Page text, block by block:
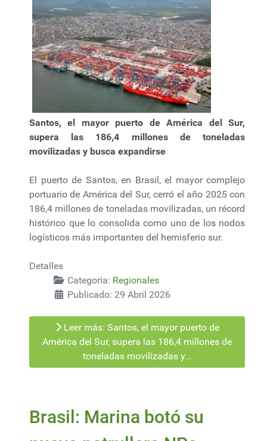
Santos, el mayor puerto de América del Sur,
supera las 186,4 millones de toneladas
movilizadas y busca expandirse
El puerto de Santos, en Brasil, el mayor complejo
portuario de América del Sur, cerró el año 2025 con
186,4 millones de toneladas movilizadas, un récord
histórico que lo consolida como uno de los nodos
logísticos más importantes del hemisferio sur.
Detalles
Categoría: Regionales
Publicado: 29 Abril 2026
Leer más: Santos, el mayor puerto de
América del Sur, supera las 186,4 millones de
toneladas movilizadas y...
Brasil: Marina botó su